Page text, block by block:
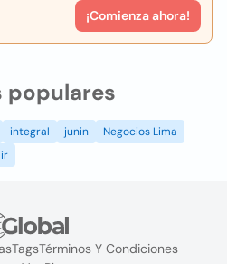
¡Comienza ahora!
populares
integral junin
Negocios Lima
TagsTérminos Y Condiciones